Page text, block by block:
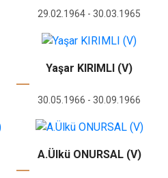
29.02.1964 - 30.03.1965
Yaşar KIRIMLI (V)
30.05.1966 - 30.09.1966
A.Ülkü ONURSAL (V)